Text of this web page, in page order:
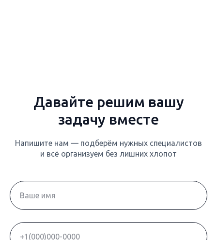
Давайте решим вашу
задачу вместе
Напишите нам — подберём нужных специалистов
и всё организуем без лишних хлопот